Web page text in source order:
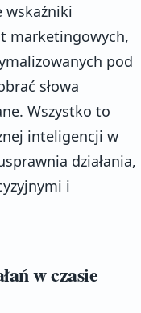
wskaźniki
marketingowych,
pod
słowa
Wszystko to
inteligencji w
działania,
i
w czasie